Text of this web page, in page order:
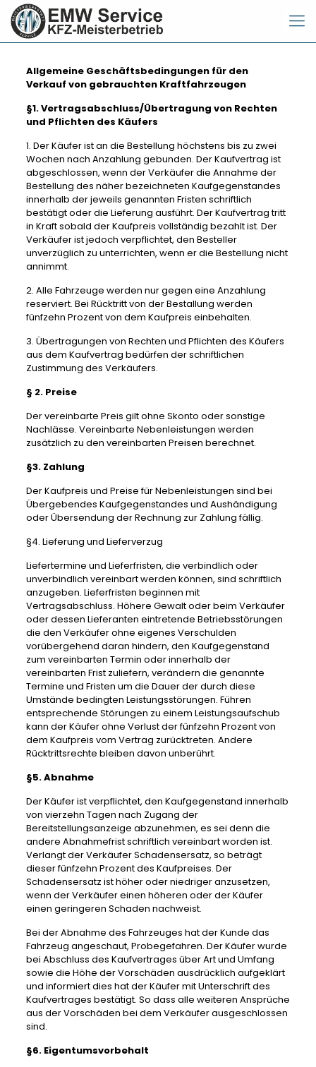
Allgemeine Geschäftsbedingungen für den
Verkauf von gebrauchten Kraftfahrzeugen
§1. Vertragsabschluss/Übertragung von Rechten
und Pflichten des Käufers
1. Der Käufer ist an die Bestellung höchstens bis zu zwei
Wochen nach Anzahlung gebunden. Der Kaufvertrag ist
abgeschlossen, wenn der Verkäufer die Annahme der
Bestellung des näher bezeichneten Kaufgegenstandes
innerhalb der jeweils genannten Fristen schriftlich
bestätigt oder die Lieferung ausführt. Der Kaufvertrag tritt
in Kraft sobald der Kaufpreis vollständig bezahlt ist. Der
Verkäufer ist jedoch verpflichtet, den Besteller
unverzüglich zu unterrichten, wenn er die Bestellung nicht
annimmt.
2. Alle Fahrzeuge werden nur gegen eine Anzahlung
reserviert. Bei Rücktritt von der Bestallung werden
fünfzehn Prozent von dem Kaufpreis einbehalten.
3. Übertragungen von Rechten und Pflichten des Käufers
aus dem Kaufvertrag bedürfen der schriftlichen
Zustimmung des Verkäufers.
§ 2. Preise
Der vereinbarte Preis gilt ohne Skonto oder sonstige
Nachlässe. Vereinbarte Nebenleistungen werden
zusätzlich zu den vereinbarten Preisen berechnet.
§3. Zahlung
Der Kaufpreis und Preise für Nebenleistungen sind bei
Übergebendes Kaufgegenstandes und Aushändigung
oder Übersendung der Rechnung zur Zahlung fällig.
§4. Lieferung und Lieferverzug
Liefertermine und Lieferfristen, die verbindlich oder
unverbindlich vereinbart werden können, sind schriftlich
anzugeben. Lieferfristen beginnen mit
Vertragsabschluss. Höhere Gewalt oder beim Verkäufer
oder dessen Lieferanten eintretende Betriebsstörungen
die den Verkäufer ohne eigenes Verschulden
vorübergehend daran hindern, den Kaufgegenstand
zum vereinbarten Termin oder innerhalb der
vereinbarten Frist zuliefern, verändern die genannte
Termine und Fristen um die Dauer der durch diese
Umstände bedingten Leistungsstörungen. Führen
entsprechende Störungen zu einem Leistungsaufschub
kann der Käufer ohne Verlust der fünfzehn Prozent von
dem Kaufpreis vom Vertrag zurücktreten. Andere
Rücktrittsrechte bleiben davon unberührt.
§5. Abnahme
Der Käufer ist verpflichtet, den Kaufgegenstand innerhalb
von vierzehn Tagen nach Zugang der
Bereitstellungsanzeige abzunehmen, es sei denn die
andere Abnahmefrist schriftlich vereinbart worden ist.
Verlangt der Verkäufer Schadensersatz, so beträgt
dieser fünfzehn Prozent des Kaufpreises. Der
Schadensersatz ist höher oder niedriger anzusetzen,
wenn der Verkäufer einen höheren oder der Käufer
einen geringeren Schaden nachweist.
Bei der Abnahme des Fahrzeuges hat der Kunde das
Fahrzeug angeschaut, Probegefahren. Der Käufer wurde
bei Abschluss des Kaufvertrages über Art und Umfang
sowie die Höhe der Vorschäden ausdrücklich aufgeklärt
und informiert dies hat der Käufer mit Unterschrift des
Kaufvertrages bestätigt. So dass alle weiteren Ansprüche
aus der Vorschäden bei dem Verkäufer ausgeschlossen
sind.
§6. Eigentumsvorbehalt